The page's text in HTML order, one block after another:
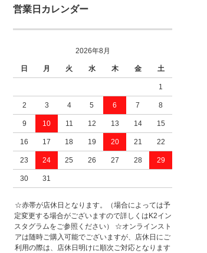
営業日カレンダー
2026年8月
日 月 火 水 木 金 土
1
2 3 4 5 6 7 8
9 10 11 12 13 14 15
16 17 18 19 20 21 22
23 24 25 26 27 28 29
30 31
☆赤帯が店休日となります。（場合によっては予
定変更する場合がございますので詳しくはK2イン
スタグラムをご参照ください） ☆オンラインスト
アは随時ご購入可能でございますが、店休日にご
利用の際は、店休日明けに順次ご対応となります